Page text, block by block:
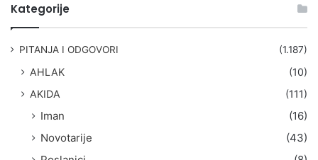
Kategorije
PITANJA I ODGOVORI (1.187)
AHLAK
(10)
AKIDA
(111)
Iman
(16)
Novotarije
(43)